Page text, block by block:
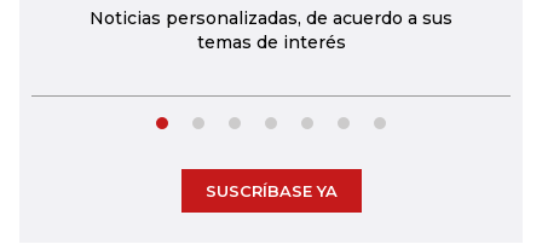
Noticias personalizadas, de acuerdo a sus
temas de interés
SUSCRÍBASE YA